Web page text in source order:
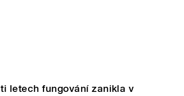
letech fungování zanikla v